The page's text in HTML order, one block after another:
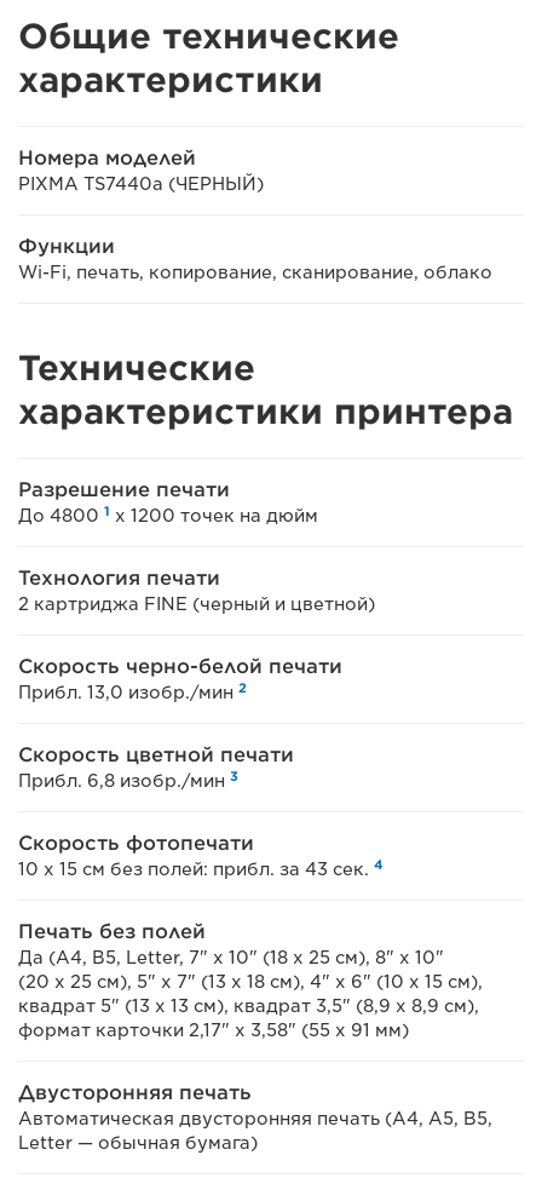
Общие технические
характеристики
Номера моделей
PIXMA TS7440a (ЧЕРНЫЙ)
Функции
Wi-Fi, печать, копирование, сканирование, облако
Технические
характеристики принтера
Разрешение печати
До 4800 1 x 1200 точек на дюйм
Технология печати
2 картриджа FINE (черный и цветной)
Скорость черно-белой печати
Прибл. 13,0 изобр./мин 2
Скорость цветной печати
Прибл. 6,8 изобр./мин 3
Скорость фотопечати
10 x 15 см без полей: прибл. за 43 сек. 4
Печать без полей
Да (A4, B5, Letter, 7" x 10" (18 x 25 см), 8" x 10"
(20 x 25 см), 5" x 7" (13 x 18 см), 4" x 6" (10 x 15 см),
квадрат 5" (13 x 13 см), квадрат 3,5" (8,9 x 8,9 см),
формат карточки 2,17" x 3,58" (55 x 91 мм)
Двусторонняя печать
Автоматическая двусторонняя печать (A4, A5, B5,
Letter — обычная бумага)